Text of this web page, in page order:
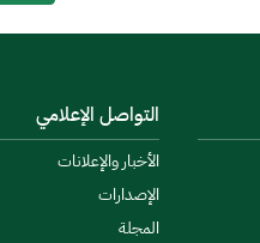
التواصل الإعلامي
الأخبار والإعلانات
الإصدارات
المجلة